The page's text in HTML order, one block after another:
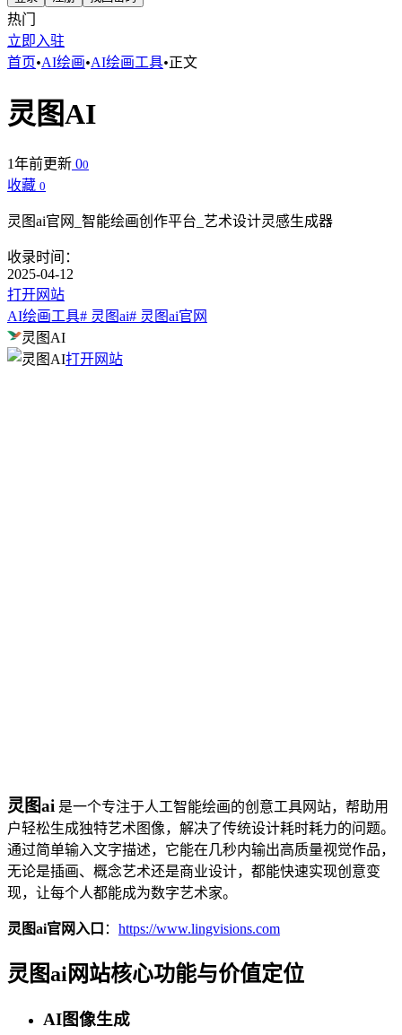
热门
立即入驻
首页•AI绘画•AI绘画工具•正文
灵图AI
1年前更新 00
收藏 0
灵图ai官网_智能绘画创作平台_艺术设计灵感生成器
收录时间：
2025-04-12
打开网站
AI绘画工具# 灵图ai# 灵图ai官网
灵图AI
打开网站
灵图ai 是一个专注于人工智能绘画的创意工具网站，帮助用
户轻松生成独特艺术图像，解决了传统设计耗时耗力的问题。
通过简单输入文字描述，它能在几秒内输出高质量视觉作品，
无论是插画、概念艺术还是商业设计，都能快速实现创意变
现，让每个人都能成为数字艺术家。
灵图ai官网入口 ： https://www.lingvisions.com
灵图ai网站核心功能与价值定位
AI图像生成